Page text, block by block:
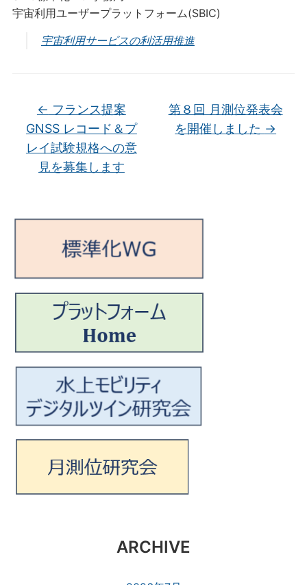
ARCHIVE
宇宙利用ユーザープラットフォーム(SBIC)
宇宙利用サービスの利活用推進
← フランス提案
GNSS レコード＆プ
レイ試験規格への意
見を募集します
第８回 月測位発表会
を開催しました →